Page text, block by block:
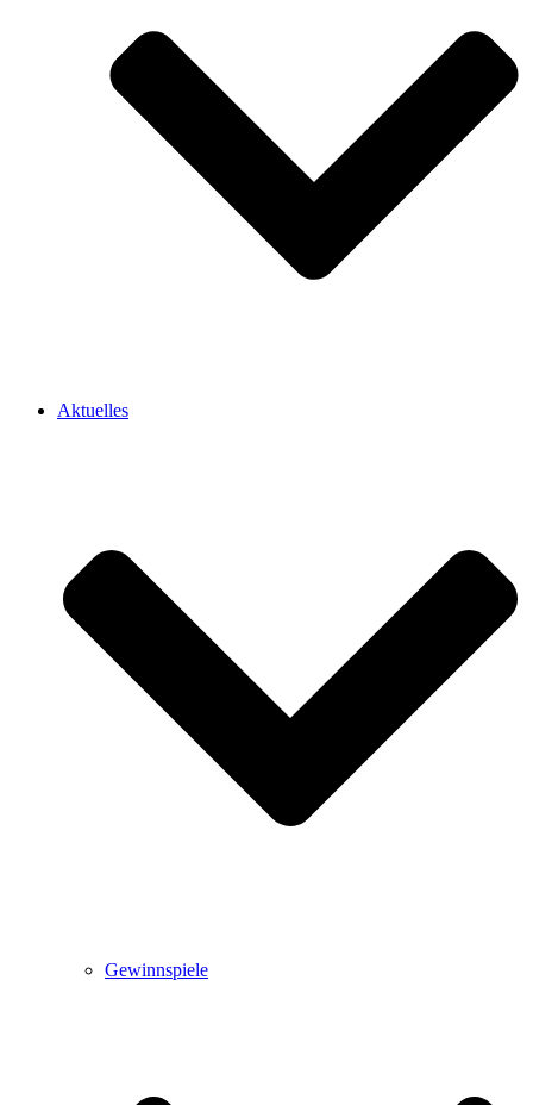
Aktuelles
Gewinnspiele